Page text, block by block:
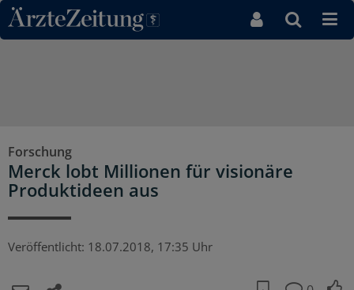
Direkt zum Inhaltsbereich
Forschung
Merck lobt Millionen für visionäre
Produktideen aus
Veröffentlicht: 18.07.2018, 17:35 Uhr